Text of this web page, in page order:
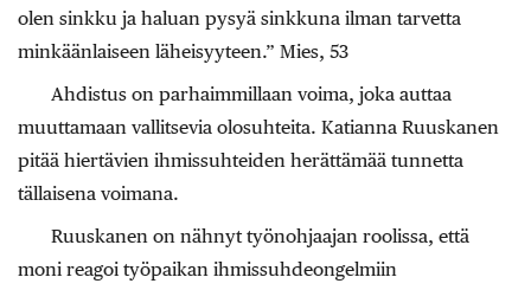
olen sinkku ja haluan pysyä sinkkuna ilman tarvetta
minkäänlaiseen läheisyyteen.” Mies, 53
Ahdistus on parhaimmillaan voima, joka auttaa
muuttamaan vallitsevia olosuhteita. Katianna Ruuskanen
pitää hiertävien ihmissuhteiden herättämää tunnetta
tällaisena voimana.
Ruuskanen on nähnyt työnohjaajan roolissa, että
moni reagoi työpaikan ihmissuhdeongelmiin